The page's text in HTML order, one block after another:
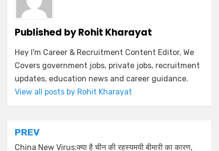
Published byRohit Kharayat
Hey I'm Career & Recruitment Content Editor, We
Covers government jobs, private jobs, recruitment
updates, education news and career guidance.
View all posts by Rohit Kharayat
PREV
China New Virus:क्या है चीन की रहस्यमयी बीमारी का कारण,